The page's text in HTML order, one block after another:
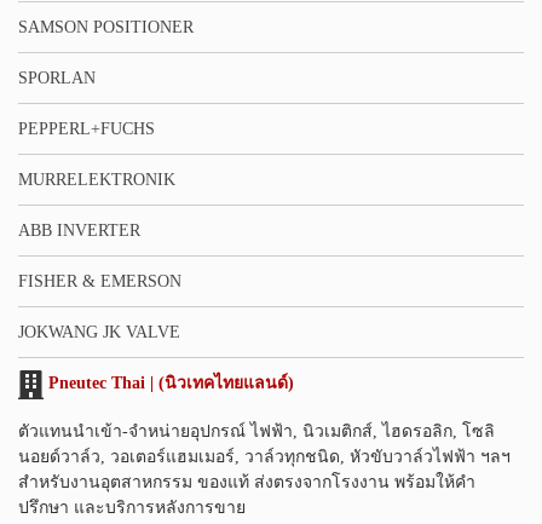
SAMSON POSITIONER
SPORLAN
PEPPERL+FUCHS
MURRELEKTRONIK
ABB INVERTER
FISHER & EMERSON
JOKWANG JK VALVE
Pneutec Thai | (นิวเทคไทยแลนด์)
ตัวแทนนำเข้า-จำหน่ายอุปกรณ์ ไฟฟ้า, นิวเมติกส์, ไฮดรอลิก, โซลิ
นอยด์วาล์ว, วอเตอร์แฮมเมอร์, วาล์วทุกชนิด, หัวขับวาล์วไฟฟ้า ฯลฯ
สำหรับงานอุตสาหกรรม ของแท้ ส่งตรงจากโรงงาน พร้อมให้คำ
ปรึกษา และบริการหลังการขาย